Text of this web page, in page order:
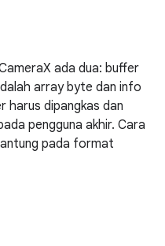
ada dua: buffer
array byte dan info
dipangkas dan
pengguna akhir. Cara
pada format